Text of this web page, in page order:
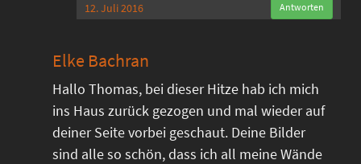
12. Juli 2016 Antworten
Elke Bachran
Hallo Thomas, bei dieser Hitze hab ich mich
ins Haus zurück gezogen und mal wieder auf
deiner Seite vorbei geschaut. Deine Bilder
sind alle so schön, dass ich all meine Wände